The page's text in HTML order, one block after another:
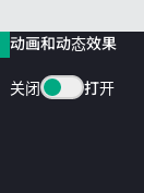
动画和动态效果
关闭 打开